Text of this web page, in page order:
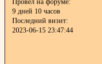
Провел на форуме:
9 дней 10 часов
Последний визит:
2023-06-15 23:47:44